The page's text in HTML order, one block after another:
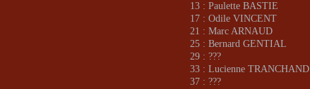
13 : Paulette BASTIE
17 : Odile VINCENT
21 : Marc ARNAUD
25 : Bernard GENTIAL
29 : ???
33 : Lucienne TRANCHAND
37 : ???